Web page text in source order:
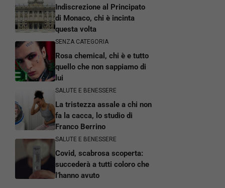
Indiscrezione al Principato
di Monaco, chi è incinta
questa volta
SENZA CATEGORIA
Rosa chemical, chi è e tutto
quello che non sappiamo di
lui
SALUTE E BENESSERE
La tristezza assale a chi non
fa la cacca, lo studio di
Franco Berrino
SALUTE E BENESSERE
Covid, scabrosa scoperta:
succederà a tutti coloro che
l’hanno avuto